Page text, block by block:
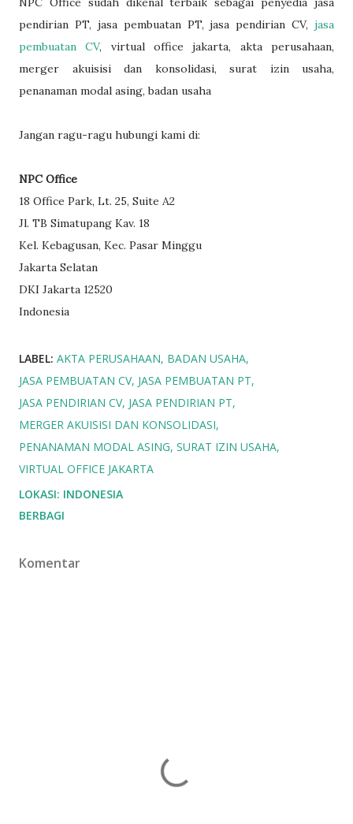
pendirian PT, jasa pembuatan PT, jasa pendirian CV, jasa
pembuatan CV, virtual office jakarta, akta perusahaan,
merger akuisisi dan konsolidasi, surat izin usaha,
penanaman modal asing, badan usaha
Jangan ragu-ragu hubungi kami di:
NPC Office
18 Office Park, Lt. 25, Suite A2
Jl. TB Simatupang Kav. 18
Kel. Kebagusan, Kec. Pasar Minggu
Jakarta Selatan
DKI Jakarta 12520
Indonesia
LABEL: AKTA PERUSAHAAN BADAN USAHA
JASA PEMBUATAN CV JASA PEMBUATAN PT
JASA PENDIRIAN CV JASA PENDIRIAN PT
MERGER AKUISISI DAN KONSOLIDASI
PENANAMAN MODAL ASING SURAT IZIN USAHA
VIRTUAL OFFICE JAKARTA
LOKASI: INDONESIA
BERBAGI
Komentar